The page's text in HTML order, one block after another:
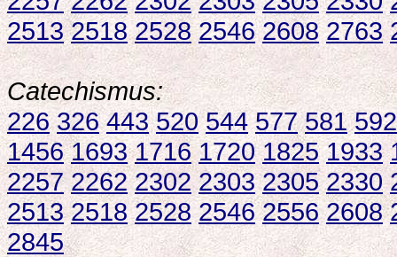
2513 2518 2528 2546 2608 2763
Catechismus:
226 326 443 520 544 577 581 592
1456 1693 1716 1720 1825 1933
2257 2262 2302 2303 2305 2330
2513 2518 2528 2546 2556 2608
2845